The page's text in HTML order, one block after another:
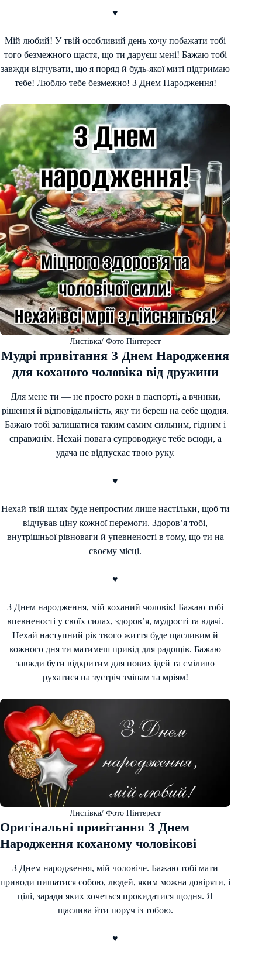
♥
Мій любий! У твій особливий день хочу побажати тобі
того безмежного щастя, що ти даруєш мені! Бажаю тобі
завжди відчувати, що я поряд й будь-якої миті підтримаю
тебе! Люблю тебе безмежно! З Днем Народження!
Листівка/ Фото Пінтерест
Мудрі привітання З Днем Народження
для коханого чоловіка від дружини
Для мене ти — не просто роки в паспорті, а вчинки,
рішення й відповідальність, яку ти береш на себе щодня.
Бажаю тобі залишатися таким самим сильним, гідним і
справжнім. Нехай повага супроводжує тебе всюди, а
удача не відпускає твою руку.
♥
Нехай твій шлях буде непростим лише настільки, щоб ти
відчував ціну кожної перемоги. Здоров’я тобі,
внутрішньої рівноваги й упевненості в тому, що ти на
своєму місці.
♥
З Днем народження, мій коханий чоловік! Бажаю тобі
впевненості у своїх силах, здоров’я, мудрості та вдачі.
Нехай наступний рік твого життя буде щасливим й
кожного дня ти матимеш привід для радощів. Бажаю
завжди бути відкритим для нових ідей та сміливо
рухатися на зустріч змінам та мріям!
Листівка/ Фото Пінтерест
Оригінальні привітання З Днем
Народження коханому чоловікові
З Днем народження, мій чоловіче. Бажаю тобі мати
приводи пишатися собою, людей, яким можна довіряти, і
цілі, заради яких хочеться прокидатися щодня. Я
щаслива йти поруч із тобою.
♥